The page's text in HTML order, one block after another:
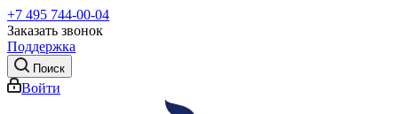
+7 495 744-00-04
Заказать звонок
Поддержка
Поиск
Войти